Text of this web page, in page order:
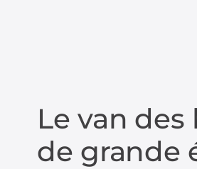
Le van des
de grande